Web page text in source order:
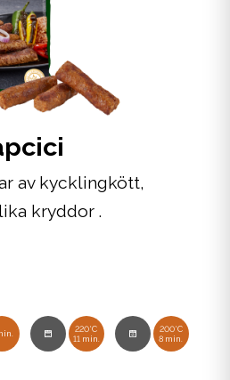
220°C
11 min.
200°C
8 min.
av kycklingkött,
kryddor .